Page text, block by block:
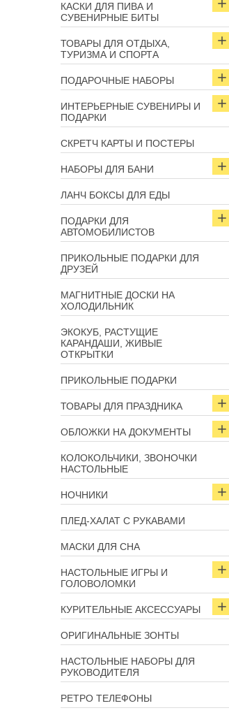
КАСКИ ДЛЯ ПИВА И
СУВЕНИРНЫЕ БИТЫ
ТОВАРЫ ДЛЯ ОТДЫХА,
ТУРИЗМА И СПОРТА
ПОДАРОЧНЫЕ НАБОРЫ
ИНТЕРЬЕРНЫЕ СУВЕНИРЫ И
ПОДАРКИ
СКРЕТЧ КАРТЫ И ПОСТЕРЫ
НАБОРЫ ДЛЯ БАНИ
ЛАНЧ БОКСЫ ДЛЯ ЕДЫ
ПОДАРКИ ДЛЯ
АВТОМОБИЛИСТОВ
ПРИКОЛЬНЫЕ ПОДАРКИ ДЛЯ
ДРУЗЕЙ
МАГНИТНЫЕ ДОСКИ НА
ХОЛОДИЛЬНИК
ЭКОКУБ, РАСТУЩИЕ
КАРАНДАШИ, ЖИВЫЕ
ОТКРЫТКИ
ПРИКОЛЬНЫЕ ПОДАРКИ
ТОВАРЫ ДЛЯ ПРАЗДНИКА
ОБЛОЖКИ НА ДОКУМЕНТЫ
КОЛОКОЛЬЧИКИ, ЗВОНОЧКИ
НАСТОЛЬНЫЕ
НОЧНИКИ
ПЛЕД-ХАЛАТ С РУКАВАМИ
МАСКИ ДЛЯ СНА
НАСТОЛЬНЫЕ ИГРЫ И
ГОЛОВОЛОМКИ
КУРИТЕЛЬНЫЕ АКСЕССУАРЫ
ОРИГИНАЛЬНЫЕ ЗОНТЫ
НАСТОЛЬНЫЕ НАБОРЫ ДЛЯ
РУКОВОДИТЕЛЯ
РЕТРО ТЕЛЕФОНЫ
Арт: 13273
чайный набор
В корзину
Арт:
Подарочный чайный
«Радужный» на 1
60.5 р. В